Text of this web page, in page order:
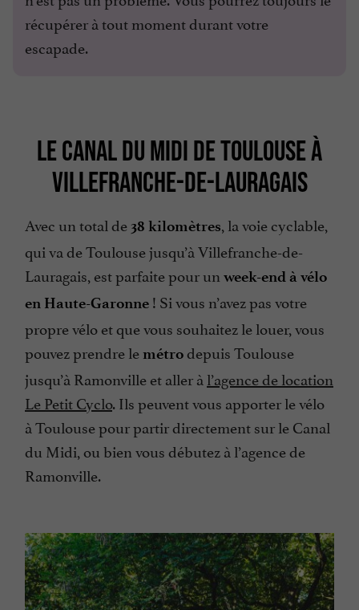
récupérer à tout moment durant votre
escapade.
LE CANAL DU MIDI DE TOULOUSE À
VILLEFRANCHE-DE-LAURAGAIS
Avec un total de 38 kilomètres, la voie cyclable,
qui va de Toulouse jusqu’à Villefranche-de-
Lauragais, est parfaite pour un week-end à vélo
en Haute-Garonne ! Si vous n’avez pas votre
propre vélo et que vous souhaitez le louer, vous
pouvez prendre le métrodepuis Toulouse
jusqu’à Ramonville et aller à l’agence de location
Le Petit Cyclo. Ils peuvent vous apporter le vélo
à Toulouse pour partir directement sur le Canal
du Midi, ou bien vous débutez à l’agence de
Ramonville.